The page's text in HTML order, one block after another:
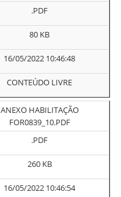
.PDF
80 KB
16/05/2022 10:46:48
CONTEÚDO LIVRE
ANEXO HABILITAÇÃO
FOR0839_10.PDF
.PDF
260 KB
16/05/2022 10:46:54